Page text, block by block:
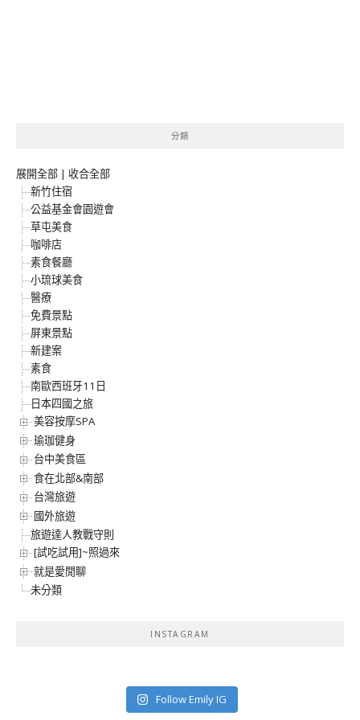
分類
展開全部 | 收合全部
新竹住宿
公益基金會園遊會
草屯美食
咖啡店
素食餐廳
小琉球美食
醫療
免費景點
屏東景點
新建案
素食
南歐西班牙11日
日本四國之旅
美容按摩SPA
瑜珈健身
台中美食區
食在北部&南部
台灣旅遊
國外旅遊
旅遊達人教戰守則
[試吃試用]~照過來
就是愛閒聊
未分類
INSTAGRAM
Follow Emily IG